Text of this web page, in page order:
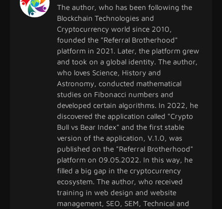
The author, who has been following the
Blockchain Technologies and
Cryptocurrency world since 2010,
founded the "Referral Brotherhood"
platform in 2021. Later, the platform grew
and took on a global identity. The author,
who loves Science, History and
Astronomy, conducted mathematical
studies on Fibonacci numbers and
developed certain algorithms. In 2022, he
discovered the application called "Crypto
Bull vs Bear Index" and the first stable
version of the application, V.1.0, was
published on the "Referral Brotherhood"
platform on 09.05.2022. In this way, he
filled a big gap in the cryptocurrency
ecosystem. The author, who received
training in web design and website
management, SEO, SEM, Technical and